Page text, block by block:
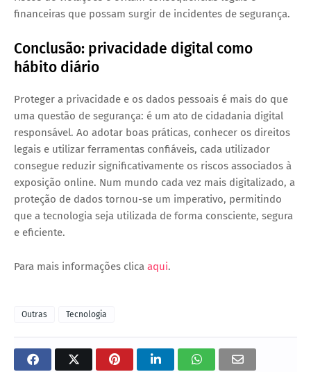
financeiras que possam surgir de incidentes de segurança.
Conclusão: privacidade digital como
hábito diário
Proteger a privacidade e os dados pessoais é mais do que
uma questão de segurança: é um ato de cidadania digital
responsável. Ao adotar boas práticas, conhecer os direitos
legais e utilizar ferramentas confiáveis, cada utilizador
consegue reduzir significativamente os riscos associados à
exposição online. Num mundo cada vez mais digitalizado, a
proteção de dados tornou-se um imperativo, permitindo
que a tecnologia seja utilizada de forma consciente, segura
e eficiente.
Para mais informações clica aqui.
Outras Tecnologia